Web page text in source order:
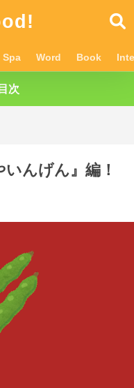
Spa Word Book
次
んげん』編！